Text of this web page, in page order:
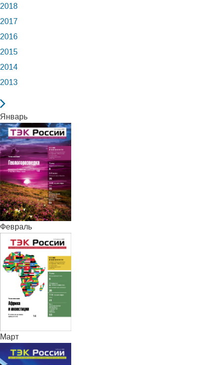
2018
2017
2016
2015
2014
2013
Январь
Февраль
Март